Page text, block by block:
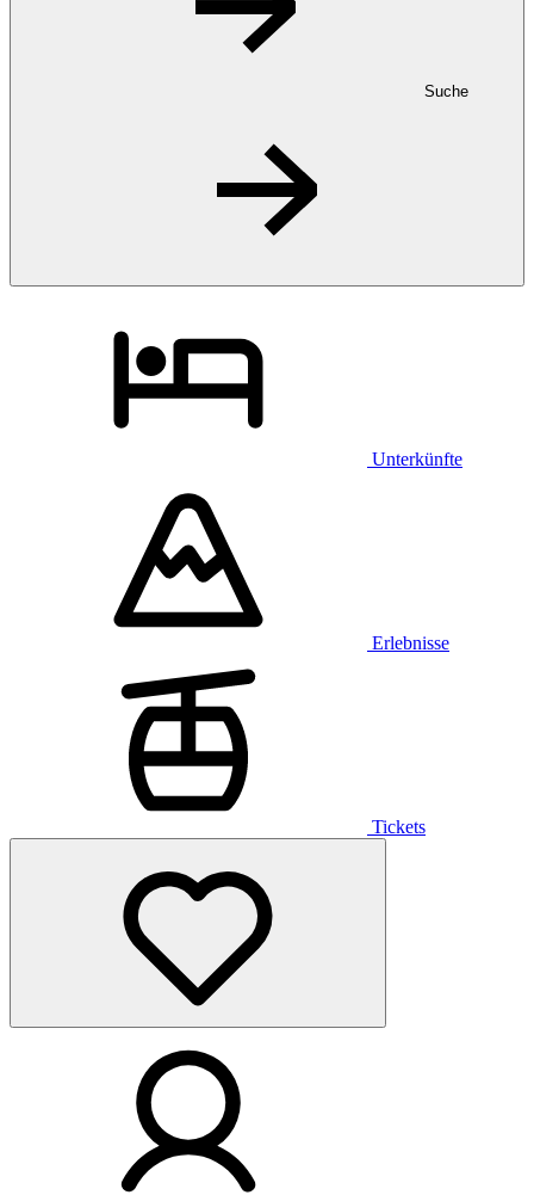
Suche
Unterkünfte
Erlebnisse
Tickets